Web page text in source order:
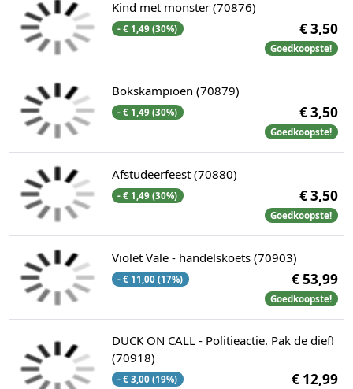
Kind met monster (70876)
- € 1,49 (30%) € 3,50
Goedkoopste!
Bokskampioen (70879)
- € 1,49 (30%) € 3,50
Goedkoopste!
Afstudeerfeest (70880)
- € 1,49 (30%) € 3,50
Goedkoopste!
Violet Vale - handelskoets (70903)
- € 11,00 (17%) € 53,99
Goedkoopste!
DUCK ON CALL - Politieactie. Pak de dief!
(70918)
- € 3,00 (19%) € 12,99